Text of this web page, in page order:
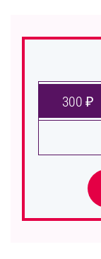
300 ₽